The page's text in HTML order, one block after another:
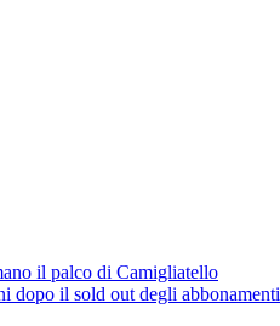
il palco di Camigliatello
dopo il sold out degli abbonamenti